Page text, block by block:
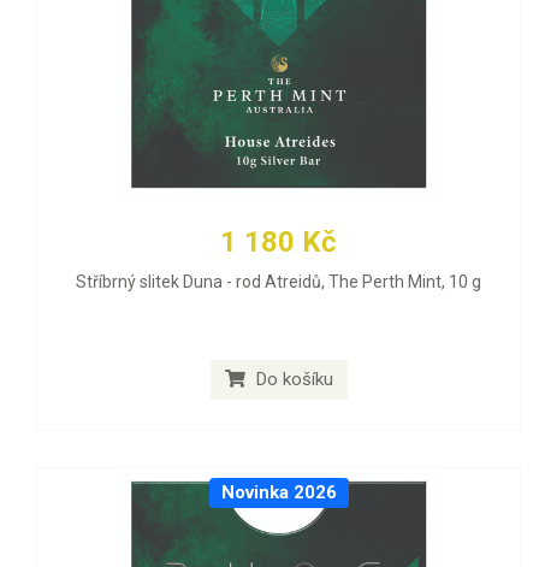
1 180 Kč
Stříbrný slitek Duna - rod Atreidů, The Perth Mint, 10 g
Do košíku
Novinka 2026